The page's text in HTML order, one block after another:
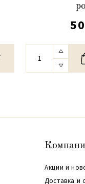
Акции и
Доставка и